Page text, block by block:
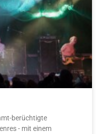
berüchtigte
- mit einem